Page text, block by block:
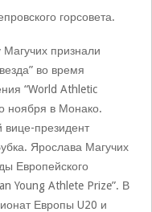
горсовета.
Магучих признали
во время
“World Athletic
ноября в Монако.
вице-президент
Ярослава Магучих
Европейского
Young Athlete Prize”. В
Европы U20 и